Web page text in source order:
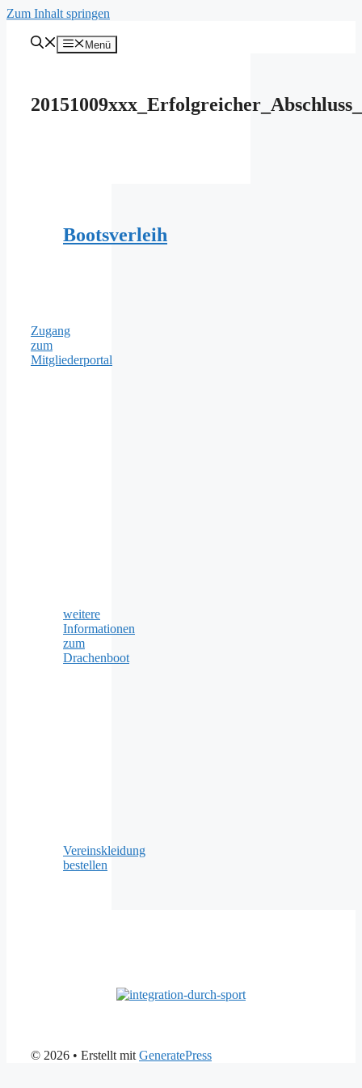
Zum Inhalt springen
Menü
Bootsverleih
Zugang
zum
Mitgliederportal
weitere
Informationen
zum
Drachenboot
Vereinskleidung
bestellen
© 2026 • Erstellt mit GeneratePress